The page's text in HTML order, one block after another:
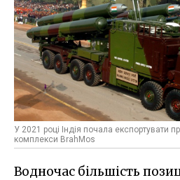
У 2021 році Індія почала експортувати
комплекси BrahMos
Водночас більшість